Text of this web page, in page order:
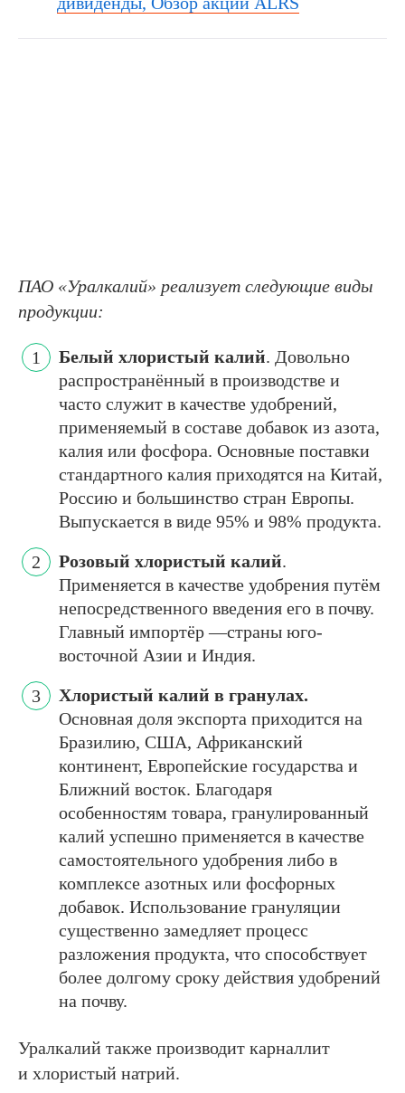
ПАО «Уралкалий» реализует следующие виды
продукции:
Белый хлористый калий. Довольно
распространённый в производстве и
часто служит в качестве удобрений,
применяемый в составе добавок из азота,
калия или фосфора. Основные поставки
стандартного калия приходятся на Китай,
Россию и большинство стран Европы.
Выпускается в виде 95% и 98% продукта.
Розовый хлористый калий.
Применяется в качестве удобрения путём
непосредственного введения его в почву.
Главный импортёр —страны юго-
восточной Азии и Индия.
Хлористый калий в гранулах.
Основная доля экспорта приходится на
Бразилию, США, Африканский
континент, Европейские государства и
Ближний восток. Благодаря
особенностям товара, гранулированный
калий успешно применяется в качестве
самостоятельного удобрения либо в
комплексе азотных или фосфорных
добавок. Использование грануляции
существенно замедляет процесс
разложения продукта, что способствует
более долгому сроку действия удобрений
на почву.
Уралкалий также производит карналлит
и хлористый натрий.